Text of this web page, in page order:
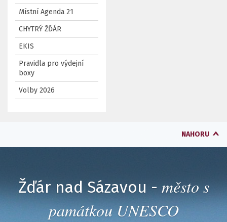
Místní Agenda 21
CHYTRÝ ŽĎÁR
EKIS
Pravidla pro výdejní
boxy
Volby 2026
NAHORU
Žďár nad Sázavou - město s
památkou UNESCO